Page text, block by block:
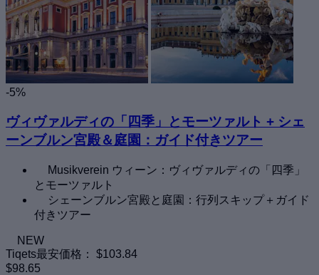
-5%
ヴィヴァルディの「四季」とモーツァルト + シェ
ーンブルン宮殿＆庭園：ガイド付きツアー
Musikverein ウィーン：ヴィヴァルディの「四季」
とモーツァルト
シェーンブルン宮殿と庭園：行列スキップ＋ガイド
付きツアー
NEW
Tiqets最安価格：
$103.84
$98.65